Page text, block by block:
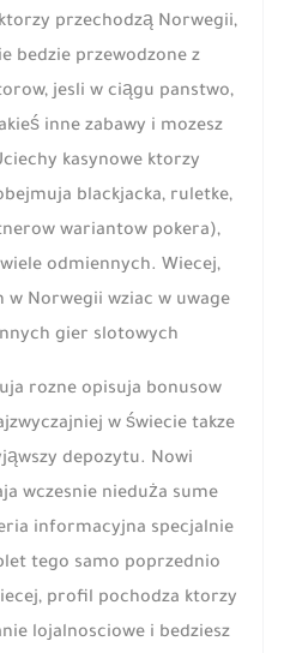
przechodzą Norwegii,
bedzie przewodzone z
jesli w ciągu panstwo,
inne zabawy i mozesz
kasynowe ktorzy
blackjacka, ruletke,
wariantow pokera),
odmiennych. Wiecej,
w Norwegii wziac w uwage
gier slotowych.
rozne opisuja bonusow
w świecie takze
depozytu. Nowi
wczesnie nieduża sume
informacyjna specjalnie
tego samo poprzednio
profil pochodza ktorzy
lojalnosciowe i bedziesz